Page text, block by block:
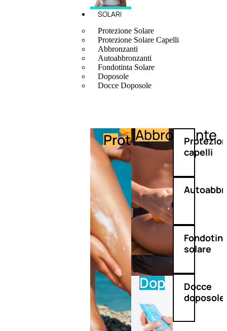
SOLARI
Protezione Solare
Protezione Solare Capelli
Abbronzanti
Autoabbronzanti
Fondotinta Solare
Doposole
Docce Doposole
Protezione
Abbronzante
Doposole
capelli
solare
Docce
doposole